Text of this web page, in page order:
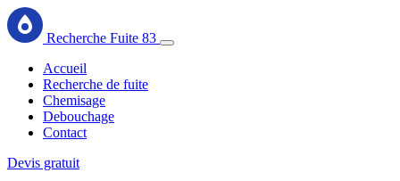
Recherche Fuite 83
Accueil
Recherche de fuite
Chemisage
Debouchage
Contact
Devis gratuit